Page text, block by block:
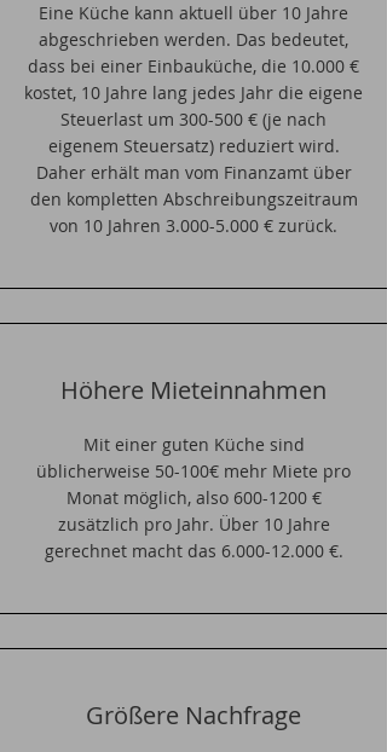
Eine Küche kann aktuell über 10 Jahre
abgeschrieben werden. Das bedeutet,
dass bei einer Einbauküche, die 10.000 €
kostet, 10 Jahre lang jedes Jahr die eigene
Steuerlast um 300-500 € (je nach
eigenem Steuersatz) reduziert wird.
Daher erhält man vom Finanzamt über
den kompletten Abschreibungszeitraum
von 10 Jahren 3.000-5.000 € zurück.
Höhere Mieteinnahmen
Mit einer guten Küche sind
üblicherweise 50-100€ mehr Miete pro
Monat möglich, also 600-1200€
zusätzlich pro Jahr. Über 10 Jahre
gerechnet macht das 6.000-12.000€.
Größere Nachfrage